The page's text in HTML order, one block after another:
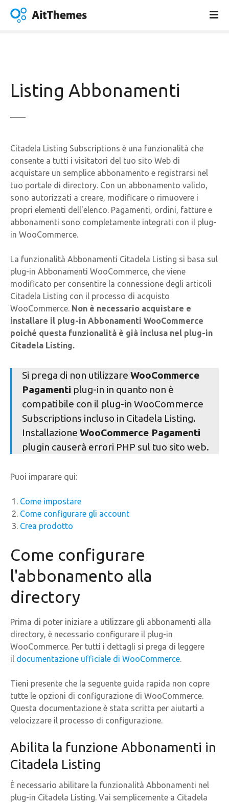
Listing Abbonamenti
Citadela Listing Subscriptions è una funzionalità che
consente a tutti i visitatori del tuo sito Web di
acquistare un semplice abbonamento e registrarsi nel
tuo portale di directory. Con un abbonamento valido,
sono autorizzati a creare, modificare o rimuovere i
propri elementi dell'elenco. Pagamenti, ordini, fatture e
abbonamenti sono completamente integrati con il plug-
in WooCommerce.
La funzionalità Abbonamenti Citadela Listing si basa sul
plug-in Abbonamenti WooCommerce, che viene
modificato per consentire la connessione degli articoli
Citadela Listing con il processo di acquisto
WooCommerce. Non è necessario acquistare e
installare il plug-in Abbonamenti WooCommerce
poiché questa funzionalità è già inclusa nel plug-in
Citadela Listing.
Si prega di non utilizzare WooCommerce
Pagamenti plug-in in quanto non è
compatibile con il plug-in WooCommerce
Subscriptions incluso in Citadela Listing.
Installazione WooCommerce Pagamenti
plugin causerà errori PHP sul tuo sito web.
Puoi imparare qui:
Come impostare
Come configurare gli account
Crea prodotto
Come configurare
l'abbonamento alla
directory
Prima di poter iniziare a utilizzare gli abbonamenti alla
directory, è necessario configurare il plug-in
WooCommerce. Per tutti i dettagli si prega di leggere
il documentazione ufficiale di WooCommerce
Tieni presente che la seguente guida rapida non copre
tutte le opzioni di configurazione di WooCommerce.
Questa documentazione è stata scritta per aiutarti a
velocizzare il processo di configurazione.
Abilita la funzione Abbonamenti in
Citadela Listing
È necessario abilitare la funzionalità Abbonamenti nel
plug-in Citadela Listing. Vai semplicemente a Citadela